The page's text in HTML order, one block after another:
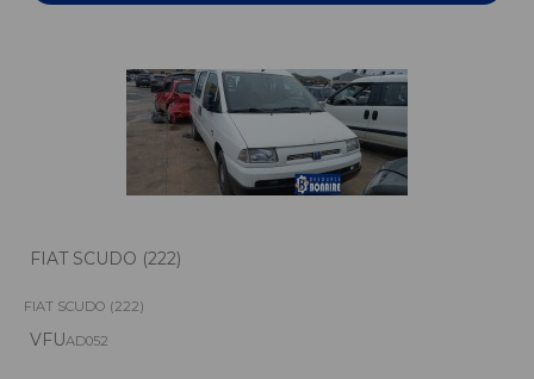
FIAT SCUDO (222)
FIAT SCUDO (222)
VFUAD052